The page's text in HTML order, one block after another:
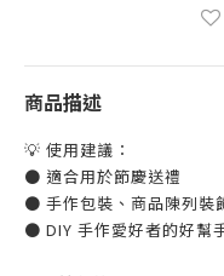
商品描述
💡 使用建議：
● 適合用於節慶送禮
● 手作包裝、商品陳列裝
● DIY 手作愛好者的好幫